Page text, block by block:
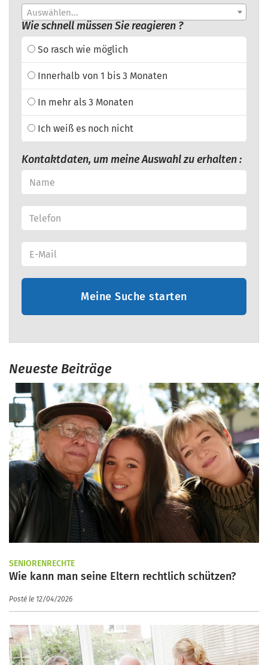
Auswählen...
Wie schnell müssen Sie reagieren ?
So rasch wie möglich
Innerhalb von 1 bis 3 Monaten
In mehr als 3 Monaten
Ich weiß es noch nicht
Kontaktdaten, um meine Auswahl zu erhalten :
Meine Suche starten
Neueste Beiträge
SENIORENRECHTE
Wie kann man seine Eltern rechtlich schützen?
Posté le 12/04/2026